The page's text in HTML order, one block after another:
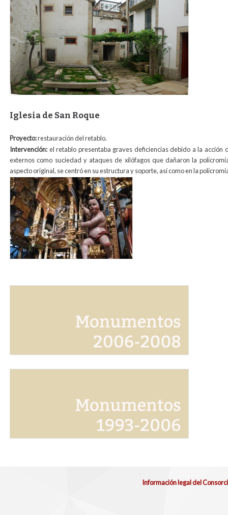
Iglesia de San Roque
Proyecto:restauración del retablo.
Intervención: el retablo presentaba graves deficiencias debido a la
externos como suciedad y ataques de xilófagos que dañaron la
aspecto original, se centró en su estructura y soporte, así como en la
sanroque.jpg
Información legal del